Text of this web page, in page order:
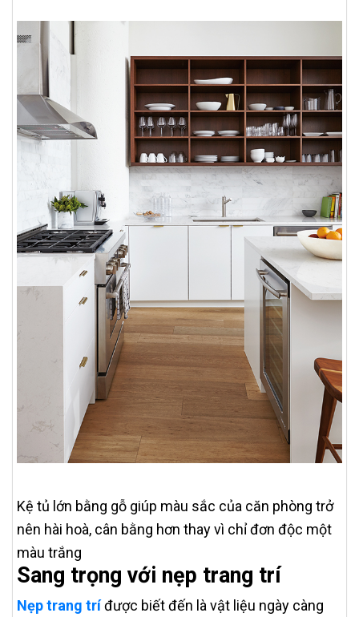
Kệ tủ lớn bằng gỗ giúp màu sắc của căn phòng trở
nên hài hoà, cân bằng hơn thay vì chỉ đơn độc một
màu trắng
Sang trọng với nẹp trang trí
Nẹp trang tríđược biết đến là vật liệu ngày càng